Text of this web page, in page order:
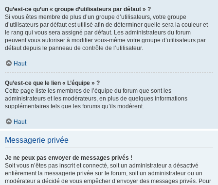
Qu’est-ce qu’un « groupe d’utilisateurs par défaut » ?
Si vous êtes membre de plus d’un groupe d’utilisateurs, votre groupe
d’utilisateurs par défaut est utilisé afin de déterminer quelle sera la couleur et
le rang qui vous sera assigné par défaut. Les administrateurs du forum
peuvent vous autoriser à modifier vous-même votre groupe d’utilisateurs par
défaut depuis le panneau de contrôle de l’utilisateur.
Haut
Qu’est-ce que le lien « L’équipe » ?
Cette page liste les membres de l’équipe du forum que sont les
administrateurs et les modérateurs, en plus de quelques informations
supplémentaires tels que les forums qu’ils modèrent.
Haut
Messagerie privée
Je ne peux pas envoyer de messages privés !
Soit vous n’êtes pas inscrit et connecté, soit un administrateur a désactivé
entièrement la messagerie privée sur le forum, soit un administrateur ou un
modérateur a décidé de vous empêcher d’envoyer des messages privés. Pour